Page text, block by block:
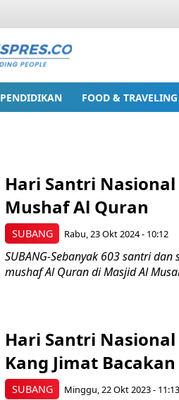
PENDIDIKAN FOOD & TRAVELING
SUBANG
Hari Santri
Mushaf Al Quran
Rabu, 23 Okt 2024 - 10:12
SUBANG-Sebanyak 603 santri
mushaf Al Quran di Masjid Al
SUBANG
Hari Santri Nasional
Kang Jimat
Minggu, 22 Okt 2023 - 11:13